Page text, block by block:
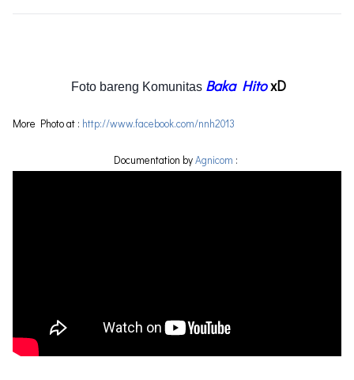
Foto bareng Komunitas Baka HitoxD
More Photo at : http://www.facebook.com/nnh2013
Documentation byAgnicom :